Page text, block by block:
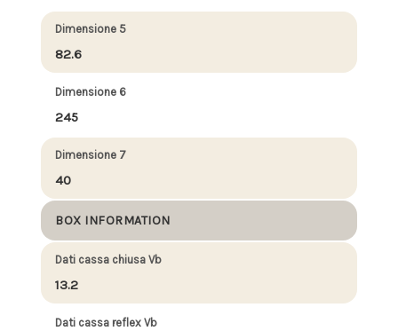
Dimensione 5
82.6
Dimensione 6
245
Dimensione 7
40
BOX INFORMATION
Dati cassa chiusa Vb
13.2
Dati cassa reflex Vb